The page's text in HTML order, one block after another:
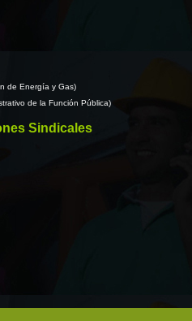
de Energía y Gas)
de la Función Pública)
Sindicales